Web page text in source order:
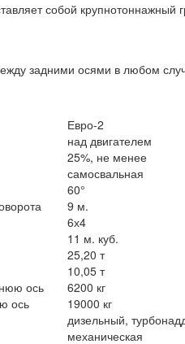
собой
задними осями в любом
Евро-2
над двигателем
25%, не менее
самосвальная
60°
9 м.
6х4
11 м. куб.
25,20 т
10,05 т
ось
6200 кг
ось
19000 кг
дизельный,
механическая